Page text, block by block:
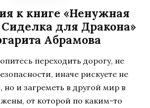
к книге «Ненужная
для Дракона»
Абрамова
переходить дорогу, не
иначе рискуете не
но и загреметь в другой мир в
от которой по каким-то